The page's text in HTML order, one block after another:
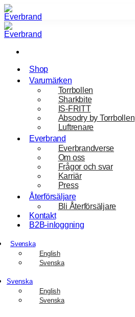
Skip
to
content
Shop
Varumärken
Torrbollen
Sharkbite
IS-FRITT
Absodry by Torrbollen
Luftrenare
Everbrand
Everbrandverse
Om oss
Frågor och svar
Karriär
Press
Återförsäljare
Bli Återförsäljare
Kontakt
B2B-inloggning
Svenska
English
Svenska
Svenska
English
Svenska